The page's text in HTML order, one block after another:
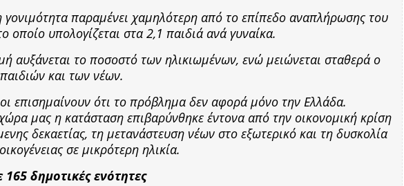
παραμένει χαμηλότερη από το επίπεδο αναπλήρωσης του
οποίο υπολογίζεται στα 2,1 παιδιά ανά γυναίκα.
αυξάνεται το ποσοστό των ηλικιωμένων, ενώ μειώνεται σταθερά ο
και των νέων.
επισημαίνουν ότι το πρόβλημα δεν αφορά μόνο την Ελλάδα.
μας η κατάσταση επιβαρύνθηκε έντονα από την οικονομική κρίση
δεκαετίας, τη μετανάστευση νέων στο εξωτερικό και τη δυσκολία
σε μικρότερη ηλικία.
165 δημοτικές ενότητες